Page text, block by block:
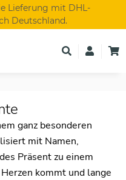
Lieferung mit DHL-
Deutschland.
ganz besonderen
mit Namen,
Präsent zu einem
kommt und lange